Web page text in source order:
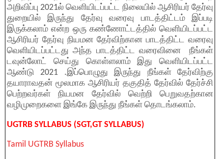
அறிவிப்பு 2021ல் வெளியிடப்பட்ட நிலையில் ஆசிரியர் தேர்வு
துறையில் இருந்து தேர்வு வரைவு பாடத்திட்டம் இப்படி
இருக்கலாம் என்ற ஒரு கண்ணோட்டத்தில் வெளியிடப்பட்ட
ஆசிரியர் தேர்வு நியமன தேர்விற்கான பாடத்திட்ட வரைவு
வெளியிடப்பட்டது அந்த பாடத்திட்ட வரைவினை நீங்கள்
டவுன்லோட் செய்து கொள்ளலாம் இது வெளியிடப்பட்ட
ஆண்டு 2021 .இப்பொழுது இருந்து நீங்கள் தேர்விற்கு
தயாராவதன் மூலமாக ஆசிரியர் தகுதித் தேர்வில் தேர்ச்சி
பெற்றவர்கள் நியமன தேர்வில் வெற்றி பெறுவதற்கான
வழிமுறைகளை இங்கே இருந்து நீங்கள் தொடங்கலாம்.
UGTRB SYLLABUS (SGT,GT SYLLABUS)
Tamil UGTRB Syllabus